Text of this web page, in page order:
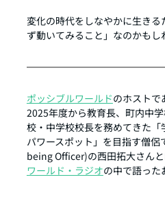
変化の時代をしなやかに生き
ず動いてみること」なのかもし
ポッシブルワールドのホストで
2025年度から教育長、町内中
校・中学校校長を務めてきた
パワースポット」を目指す僧
being Officer)の西田拓大さん
ワールド・ラジオの中で語った